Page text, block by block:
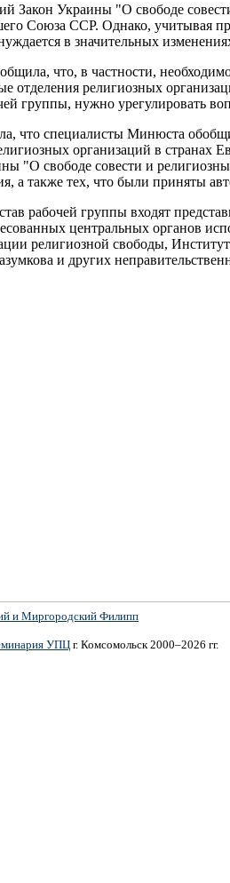
Закон Украины "О свободе
Союза ССР. Однако, учитывая
в значительных
что, в частности,
отделения религиозных
группы, нужно урегулировать
что специалисты Минюста
организаций в странах
"О свободе совести и
а также тех, что были приняты
рабочей группы входят
центральных органов
религиозной свободы,
и других
и Миргородский Филипп
УПЦ г. Комсомольск 2000–2026 гг.